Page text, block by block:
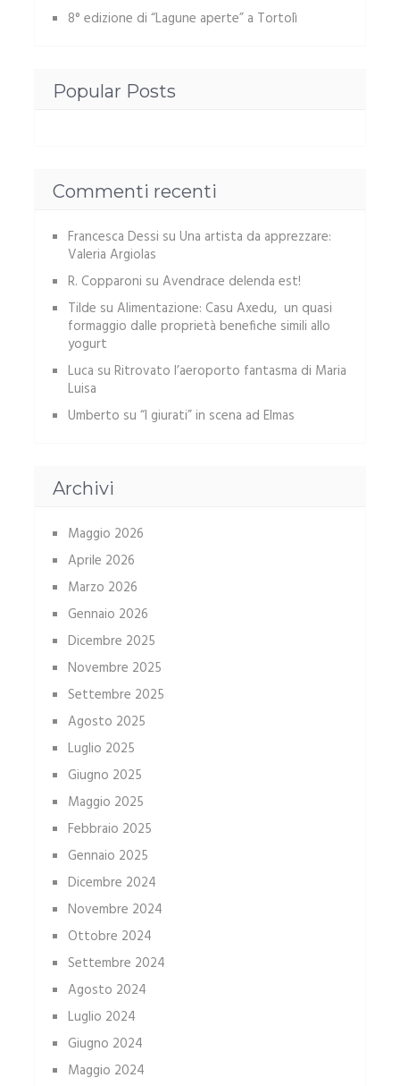
8° edizione di “Lagune aperte” a Tortolì
Popular Posts
Commenti recenti
Francesca Dessi su Una artista da apprezzare:
Valeria Argiolas
R. Copparoni su Avendrace delenda est!
Tilde su Alimentazione: Casu Axedu, un quasi
formaggio dalle proprietà benefiche simili allo
yogurt
Luca su Ritrovato l’aeroporto fantasma di Maria
Luisa
Umberto su “I giurati” in scena ad Elmas
Archivi
Maggio 2026
Aprile 2026
Marzo 2026
Gennaio 2026
Dicembre 2025
Novembre 2025
Settembre 2025
Agosto 2025
Luglio 2025
Giugno 2025
Maggio 2025
Febbraio 2025
Gennaio 2025
Dicembre 2024
Novembre 2024
Ottobre 2024
Settembre 2024
Agosto 2024
Luglio 2024
Giugno 2024
Maggio 2024